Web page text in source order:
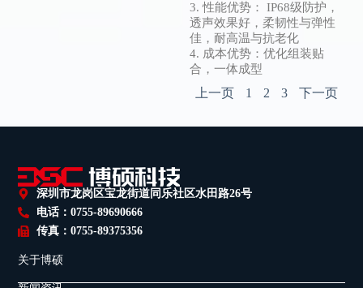
3. 性能优势： IP68级防护，
透声效果好，柔韧性与弹性
佳，耐高温与抗老化
4. 成本优势：优化组装贴
合，一体成型
上一页 1 2 3 下一页
深圳市龙岗区宝龙街道同乐社区水田路26号
电话：0755-89690666
传真：0755-89375356
关于博硕